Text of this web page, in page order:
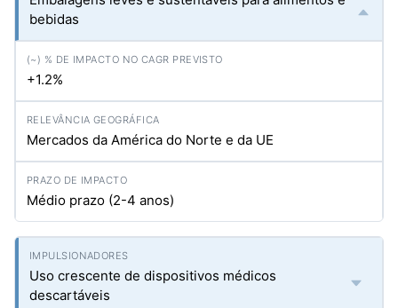
bebidas
+1.2%
Mercados da América do Norte e da UE
Médio prazo (2-4 anos)
Uso crescente de dispositivos médicos
descartáveis